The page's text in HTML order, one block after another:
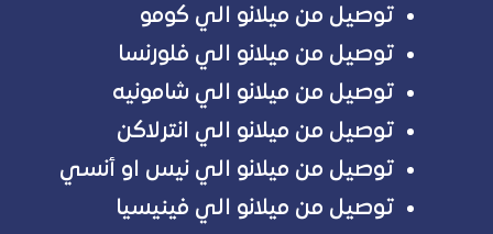
توصيل من ميلانو الي كومو
توصيل من ميلانو الي فلورنسا
توصيل من ميلانو الي شامونيه
توصيل من ميلانو الي انترلاكن
توصيل من ميلانو الي نيس او أنسي
توصيل من ميلانو الي فينيسيا